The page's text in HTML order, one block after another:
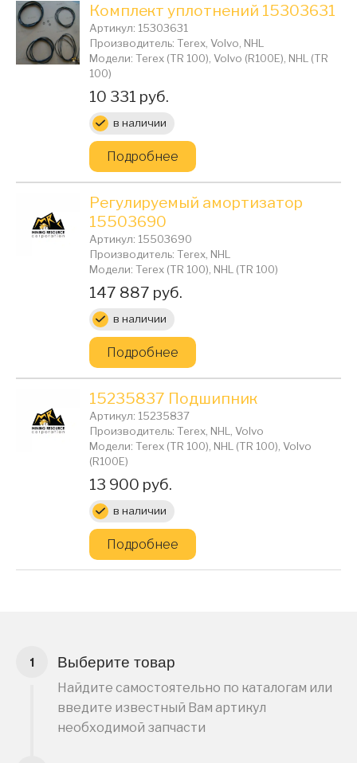
Комплект уплотнений 15303631
Артикул: 15303631
Производитель: Terex, Volvo, NHL
Модели: Terex (TR 100), Volvo (R100E), NHL (TR
100)
Цена:
10 331 руб.
в наличии
Подробнее
Регулируемый амортизатор
15503690
Артикул: 15503690
Производитель: Terex, NHL
Модели: Terex (TR 100), NHL (TR 100)
Цена:
147 887 руб.
в наличии
Подробнее
15235837 Подшипник
Артикул: 15235837
Производитель: Terex, NHL, Volvo
Модели: Terex (TR 100), NHL (TR 100), Volvo
(R100E)
Цена:
13 900 руб.
в наличии
Подробнее
Выберите товар
Найдите самостоятельно по каталогам или
введите известный Вам артикул
необходимой запчасти